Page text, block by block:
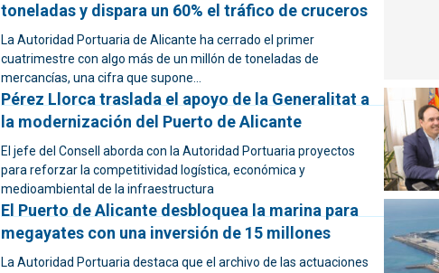
toneladas y dispara un 60% el tráfico de cruceros
La Autoridad Portuaria de Alicante ha cerrado el primer
cuatrimestre con algo más de un millón de toneladas de
mercancías, una cifra que supone...
Pérez Llorca traslada el apoyo de la Generalitat a
la modernización del Puerto de Alicante
El jefe del Consell aborda con la Autoridad Portuaria proyectos
para reforzar la competitividad logística, económica y
medioambiental de la infraestructura
El Puerto de Alicante desbloquea la marina para
megayates con una inversión de 15 millones
La Autoridad Portuaria destaca que el archivo de las actuaciones